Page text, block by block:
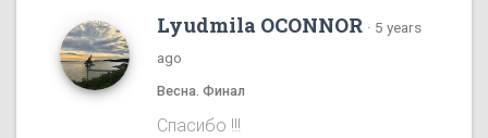
Lyudmila OCONNOR · 5 years
ago
Весна. Финал
Спасибо !!!